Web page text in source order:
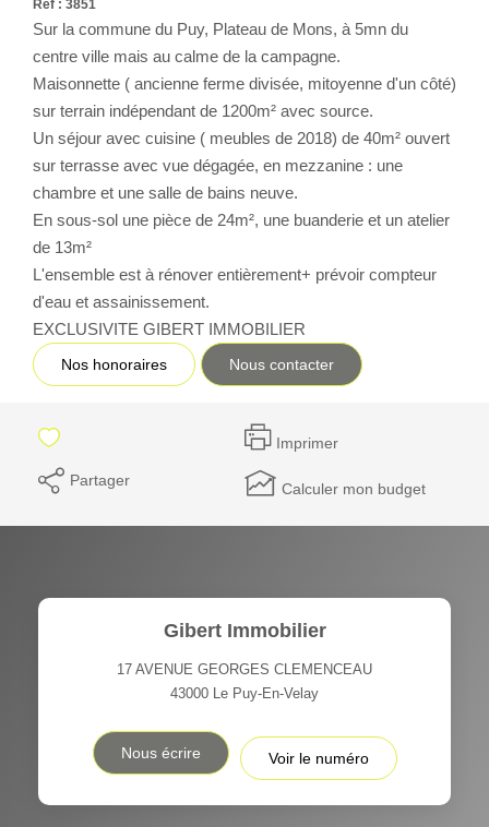
Newsletters
Nous Rejoindre
CONTACT
Réf : 3851
Sur la commune du Puy, Plateau de Mons, à 5mn du
centre ville mais au calme de la campagne.
Maisonnette ( ancienne ferme divisée, mitoyenne d'un côté)
sur terrain indépendant de 1200m² avec source.
Un séjour avec cuisine ( meubles de 2018) de 40m² ouvert
sur terrasse avec vue dégagée, en mezzanine : une
chambre et une salle de bains neuve.
En sous-sol une pièce de 24m², une buanderie et un atelier
de 13m²
L'ensemble est à rénover entièrement+ prévoir compteur
d'eau et assainissement.
EXCLUSIVITE GIBERT IMMOBILIER
Nos honoraires Nous contacter
Imprimer
Partager Calculer mon budget
Gibert Immobilier
17 AVENUE GEORGES CLEMENCEAU
43000 Le Puy-En-Velay
Nous écrire Voir le numéro